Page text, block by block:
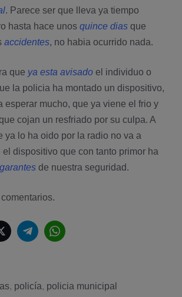
. Parece ser que lleva ya tiempo
hasta hace unos quince dias que
accidentes, no habia ocurrido nada.
que ya esta avisado el individuo o
la policia ha montado un dispositivo,
esperar mucho, que ya viene el frio y
cojan un resfriado por su culpa. A
ya lo ha oido por la radio no va a
el dispositivo que con tanto primor ha
garantes de nuestra seguridad.
Twitter Telegram
, policí­a, policia municipal